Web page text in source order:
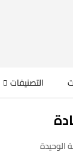
التصنيفات
الوحيدة